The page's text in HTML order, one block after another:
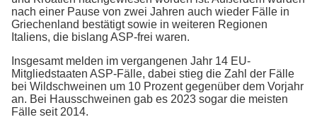
nach einer Pause von zwei Jahren auch wieder Fälle in
Griechenland bestätigt sowie in weiteren Regionen
Italiens, die bislang ASP-frei waren.
Insgesamt melden im vergangenen Jahr 14 EU-
Mitgliedstaaten ASP-Fälle, dabei stieg die Zahl der Fälle
bei Wildschweinen um 10 Prozent gegenüber dem Vorjahr
an. Bei Hausschweinen gab es 2023 sogar die meisten
Fälle seit 2014.